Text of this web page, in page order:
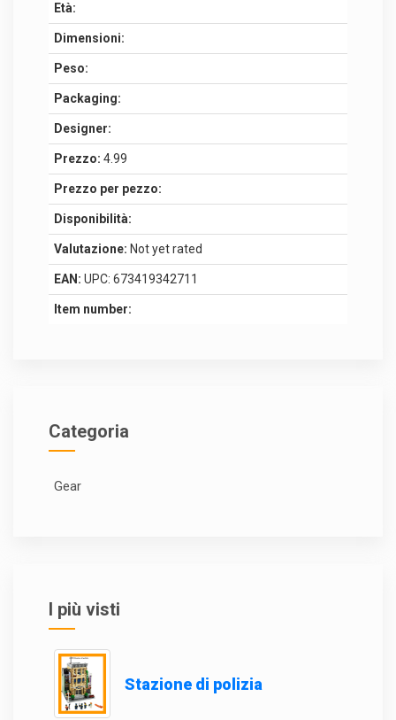
Età:
Dimensioni:
Peso:
Packaging:
Designer:
Prezzo: 4.99
Prezzo per pezzo:
Disponibilità:
Valutazione: Not yet rated
EAN: UPC: 673419342711
Item number:
Categoria
Gear
I più visti
Stazione di polizia